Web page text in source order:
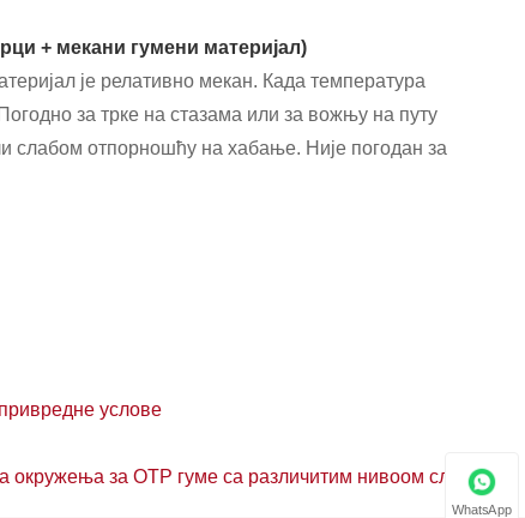
+ мекани гумени материјал)
је релативно мекан. Када температура
за трке на стазама или за вожњу на путу
слабом отпорношћу на хабање. Није погодан за
услове
окружења за ОТР гуме са различитим нивоом слоја?
WhatsApp